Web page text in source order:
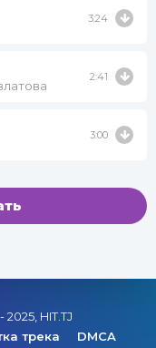
3:24
2:41
3:00
HIT.TJ
трека
DMCA